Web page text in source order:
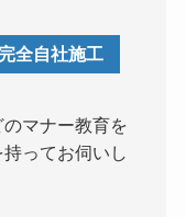
全自社施工
マナー教育を
ってお伺いし